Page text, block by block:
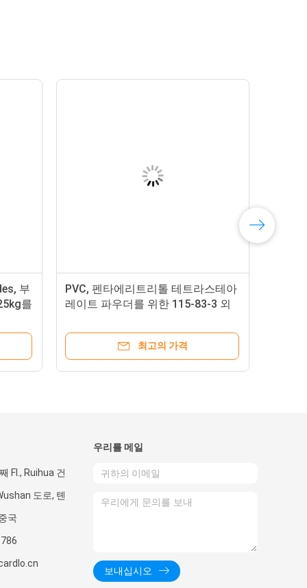
부
를
PVC, 펜타에리트리톨 테트라스테아
레이트 파우더를 위한 115-83-3 외
최고의 가격
Fl., Ruihua 건
도로, 톈
국
우리를 메일
보내십시오